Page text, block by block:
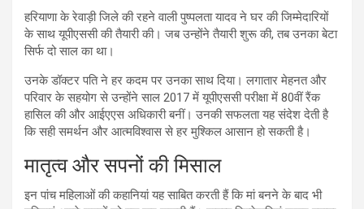
हरियाणा के रेवाड़ी जिले की रहने वाली पुष्पलता यादव ने घर की जिम्मेदारियों
के साथ यूपीएससी की तैयारी की। जब उन्होंने तैयारी शुरू की, तब उनका बेटा
सिर्फ दो साल का था।
उनके डॉक्टर पति ने हर कदम पर उनका साथ दिया। लगातार मेहनत और
परिवार के सहयोग से उन्होंने साल 2017 में यूपीएससी परीक्षा में 80वीं रैंक
हासिल की और आईएएस अधिकारी बनीं। उनकी सफलता यह संदेश देती है
कि सही समर्थन और आत्मविश्वास से हर मुश्किल आसान हो सकती है।
मातृत्व और सपनों की मिसाल
इन पांच महिलाओं की कहानियां यह साबित करती हैं कि मां बनने के बाद भी